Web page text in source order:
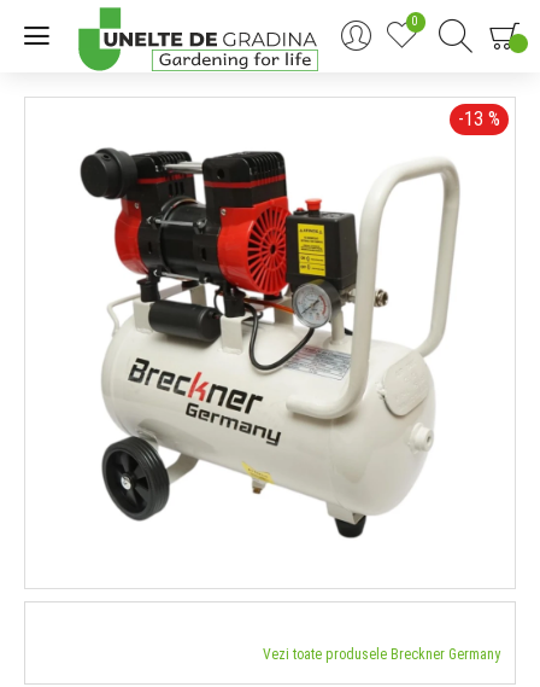
0
-13 %
Vezi toate produsele Breckner Germany